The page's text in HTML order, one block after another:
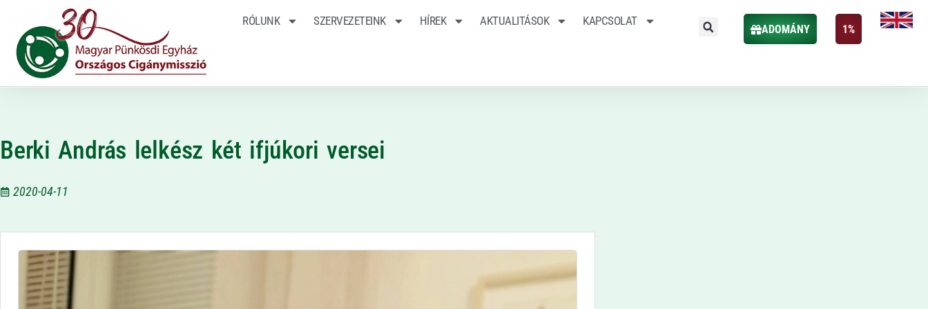
RÓLUNK SZERVEZETEINK HÍREK AKTUALITÁSOK KAPCSOLAT
ADOMÁNY 1%
Berki András lelkész két ifjúkori versei
2020-04-11